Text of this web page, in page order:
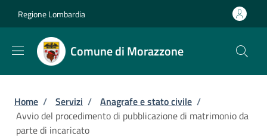
Regione Lombardia
Comune di Morazzone
Briciole di pane
Home / Servizi / Anagrafe e stato civile /
Avvio del procedimento di pubblicazione di matrimonio da
parte di incaricato